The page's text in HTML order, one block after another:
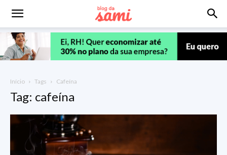
Início Tags Cafeína
Tag: cafeína